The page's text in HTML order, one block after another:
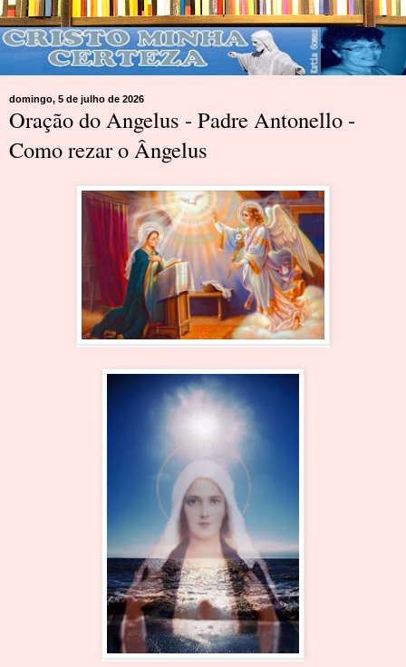
domingo, 5 de julho de 2026
Oração do Angelus - Padre Antonello -
Como rezar o Ângelus